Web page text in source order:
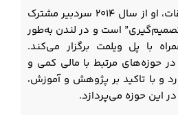
علاوه بر تدریس و تحقیقات، او از سال ۲۰۱۴ سردبیر مشترک
است و در لندن به‌طور
با پل ویلمت برگزار می‌کند.
حوزه‌های مرتبط با مالی کمی و
و با تاکید بر پژوهش و آموزش،
این حوزه می‌پردازد.